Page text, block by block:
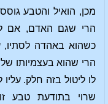
מכן, הואיל והטבע
הרי שגם האדם, אם
כשהוא באהדה לסתיו,
הרי שהוא בעצמיותו
לו ליטול בזה חלק.
שרוי בתודעת טבע